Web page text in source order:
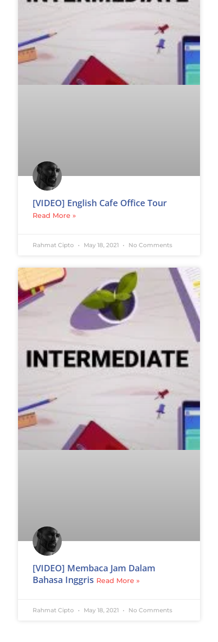
[VIDEO] English Cafe Office Tour
Read More »
Rahmat Cipto May 18, 2021 No Comments
[VIDEO] Membaca Jam Dalam
Bahasa Inggris Read More »
Rahmat Cipto May 18, 2021 No Comments